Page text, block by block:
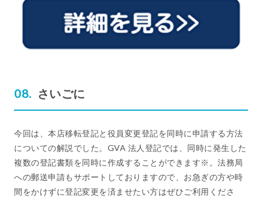
さいごに
今回は、本店移転登記と役員変更登記を同時に申請する方法
についての解説でした。GVA 法人登記では、同時に発生した
複数の登記書類を同時に作成することができます※。法務局
への郵送申請もサポートしておりますので、お急ぎの方や時
間をかけずに登記変更を済ませたい方はぜひご利用くださ